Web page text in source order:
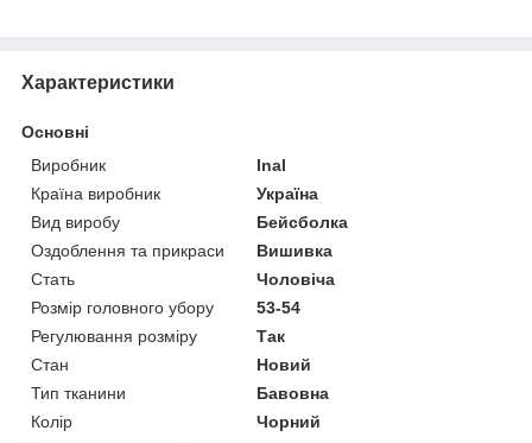
Характеристики
Основні
Виробник
Inal
Країна виробник
Україна
Вид виробу
Бейсболка
Оздоблення та прикраси
Вишивка
Стать
Чоловіча
Розмір головного убору
53-54
Регулювання розміру
Так
Стан
Новий
Тип тканини
Бавовна
Колір
Чорний